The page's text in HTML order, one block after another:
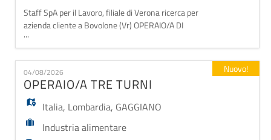
Staff SpA per il Lavoro, filiale di Verona ricerca per
azienda cliente a Bovolone (Vr) OPERAIO/A DI
PRODUZIONE ALIMENTARE Requisiti: - Esperienza
pregressa come operaio/a alimentare; - Attestati
Sicurezza sul Lavoro; - Disponibilità immediata; -
Domicilio in zone limitrofe; - Automuniti; - Serietà e
flessibilità oraria. Orari: DA LUN A VEN TUR
...
04/08/2026
OPERAIO/A TRE TURNI
Italia, Lombardia, GAGGIANO
Industria alimentare
Nuovo!